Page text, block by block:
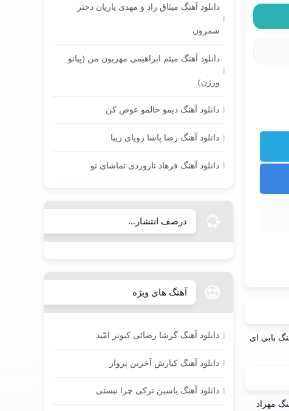
دانلود آهنگ میثاق راد و مهدی یاریان دختر
شمرون
دانلود آهنگ میثم ابراهیمی مهربون من (پیانو
ورژن)
دانلود آهنگ دیمو حالمو عوض کن
دانلود آهنگ رضا پاشا رویای زیبا
دانلود آهنگ فرهاد تاروردی تماشای تو
درصف انتشار...
آهنگ های ویژه
دانلود آهنگ گرشا رضائی کبوتر امّید
دانلود آهنگ کیارش آخرین پرواز
دانلود آهنگ یاسین ترکی چرا نیستی